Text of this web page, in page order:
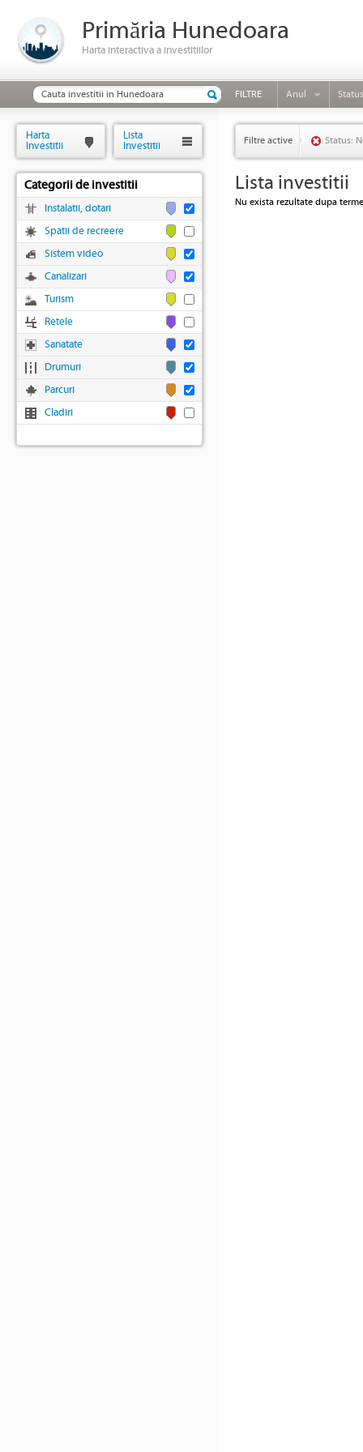
Primăria Hunedoara
Harta interactiva a investitiilor
FILTRE Anul Status
Filtre active Status:
Lista investitii
Nu exista rezultate dupa
Harta
Investitii
Lista
Investitii
Categorii de investitii
Instalatii, dotari
Spatii de recreere
Sistem video
Canalizari
Turism
Retele
Sanatate
Drumuri
Parcuri
Cladiri